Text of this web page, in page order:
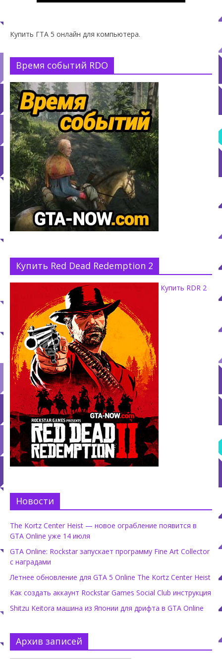
Купить ГТА 5 онлайн для компьютера.
Время событий RDO
Купить Red Dead Redemption 2
Купить RDR 2
Новости
The Kortz Center Heist — новое ограбление появится в
GTA Online уже 14 июля
GTA Online: Rockstar запускает программу Fine Art Collector
с наградами
Летнее обновление для GTA 5 Online The Kortz Center Heist
Как создать аккаунт Rockstar Games Social Club инструкция
Shitzu Keitora машина из Японии для дрифта в GTA Online
Архив записей